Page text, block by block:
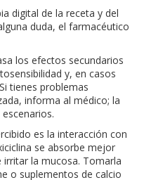
digital de la receta y del
duda, el farmacéutico
los efectos secundarios
y, en casos
tienes problemas
informa al médico; la
es la interacción con
se absorbe mejor
la mucosa. Tomarla
o suplementos de calcio